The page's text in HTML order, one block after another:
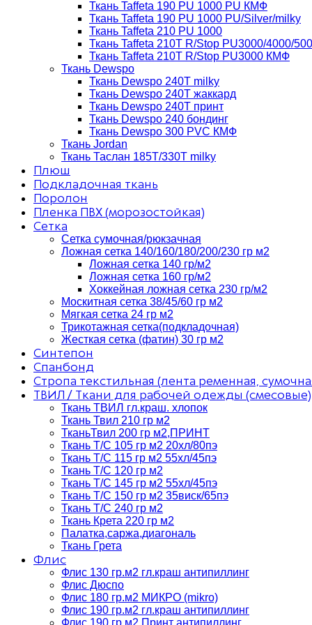
Ткань Taffeta 190 PU 1000 PU КМФ
Ткань Taffeta 190 PU 1000 PU/Silver/milky
Ткань Taffeta 210 PU 1000
Ткань Taffeta 210Т R/Stop PU3000/4000/
Ткань Taffeta 210Т R/Stop PU3000 КМФ
Ткань Dewspo
Ткань Dewspo 240Т milky
Ткань Dewspo 240T жаккард
Ткань Dewspo 240Т принт
Ткань Dewspo 240 бондинг
Ткань Dewspo 300 PVC КМФ
Ткань Jordan
Ткань Таслан 185T/330T milky
Плюш
Подкладочная ткань
Поролон
Пленка ПВХ (морозостойкая)
Сетка
Сетка сумочная/рюкзачная
Ложная сетка 140/160/180/200/230 гр м2
Ложная сетка 140 гр/м2
Ложная сетка 160 гр/м2
Хоккейная ложная сетка 230 гр/м2
Москитная сетка 38/45/60 гр м2
Мягкая сетка 24 гр м2
Трикотажная сетка(подкладочная)
Жесткая сетка (фатин) 30 гр м2
Синтепон
Спанбонд
Стропа текстильная (лента ременная,
ТВИЛ / Ткани для рабочей одежды (смесовые)
Ткань ТВИЛ гл.краш. хлопок
Ткань Твил 210 гр м2
ТканьТвил 200 гр м2,ПРИНТ
Ткань Т/C 105 гр м2 20хл/80пэ
Ткань Т/C 115 гр м2 55хл/45пэ
Ткань Т/C 120 гр м2
Ткань Т/C 145 гр м2 55хл/45пэ
Ткань Т/C 150 гр м2 35виск/65пэ
Ткань Т/C 240 гр м2
Ткань Крета 220 гр м2
Палатка,саржа,диагональ
Ткань Грета
Флис
Флис 130 гр.м2 гл.краш антипиллинг
Флис Дюспо
Флис 180 гр.м2 МИКРО (mikro)
Флис 190 гр.м2 гл.краш антипиллинг
Флис 190 гр.м2 Принт антипиллинг